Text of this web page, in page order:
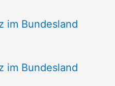
im Bundesland
im Bundesland